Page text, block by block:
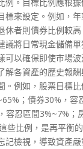
標來設定。例如，
休者則債券比例較
議將日常現金儲備
可以確保即使市場
解各資產的歷史報
。例如，股票目標
；債券30%，容
容忍區間3%~7%；
些比例，是再平衡
記檢視，導致資產